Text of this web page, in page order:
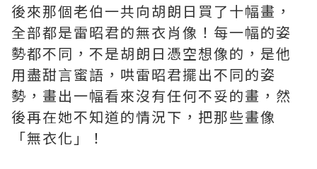
後來那個老伯一共向胡朗日買了十幅畫，
全部都是雷昭君的無衣肖像！每一幅的姿
勢都不同，不是胡朗日憑空想像的，是他
用盡甜言蜜語，哄雷昭君擺出不同的姿
勢，畫出一幅看來沒有任何不妥的畫，然
後再在她不知道的情況下，把那些畫像
「無衣化」！